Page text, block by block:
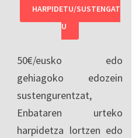
HARPIDETU/SUSTENGAT
U
50€/eusko edo
gehiagoko edozein
sustengurentzat,
Enbataren urteko
harpidetza lortzen edo